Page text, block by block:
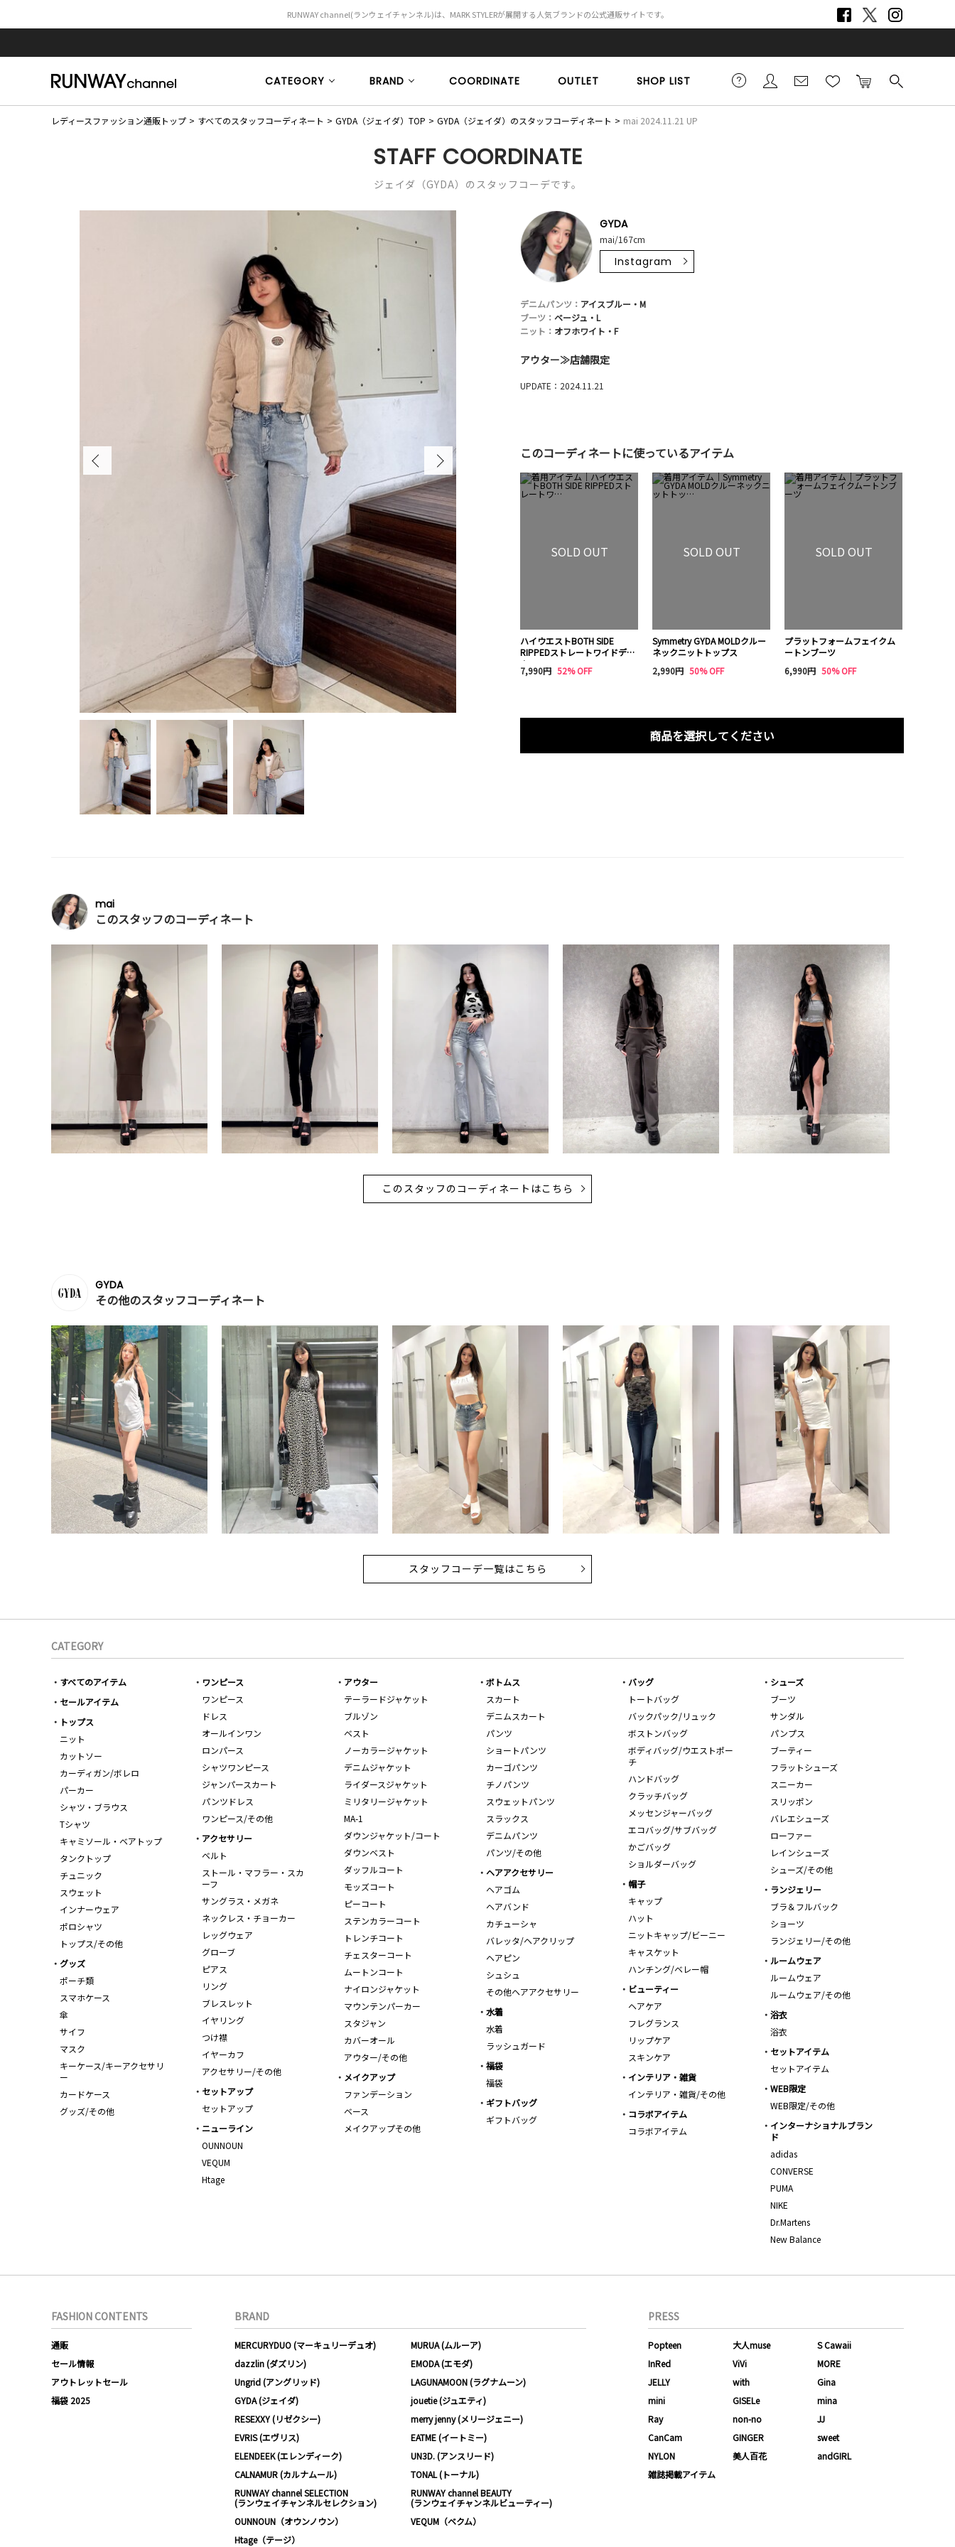
RUNWAY channel(ランウェイチャンネル)は、MARK STYLERが展開する人気ブランドの公式通販サイトです。
CATEGORY BRAND COORDINATE OUTLET SHOP LIST
レディースファッション通販トップ すべてのスタッフコーディネート GYDA（ジェイダ）TOP GYDA（ジェイダ）のスタッフコーディネート mai 2024.11.21 UP
STAFF COORDINATE
ジェイダ（GYDA）のスタッフコーデです。
GYDA
mai/167cm
Instagram
デニムパンツ： アイスブルー・M
ブーツ： ベージュ・L
ニット： オフホワイト・F
アウター≫店舗限定
UPDATE：2024.11.21
このコーディネートに使っているアイテム
SOLD OUT
ハイウエストBOTH SIDE
RIPPEDストレートワイドデニ
ム
7,990円 52% OFF
SOLD OUT
Symmetry GYDA MOLDクルー
ネックニットトップス
2,990円 50% OFF
SOLD OUT
プラットフォームフェイクム
ートンブーツ
6,990円 50% OFF
商品を選択してください
mai
このスタッフのコーディネート
このスタッフのコーディネートはこちら
GYDA
その他のスタッフコーディネート
スタッフコーデ一覧はこちら
CATEGORY
すべてのアイテム
セールアイテム
トップス
ニット
カットソー
カーディガン/ボレロ
パーカー
シャツ・ブラウス
Tシャツ
キャミソール・ベアトップ
タンクトップ
チュニック
スウェット
インナーウェア
ポロシャツ
トップス/その他
ワンピース
ワンピース
ドレス
オールインワン
ロンパース
シャツワンピース
ジャンパースカート
パンツドレス
ワンピース/その他
アウター
テーラードジャケット
ブルゾン
ベスト
ノーカラージャケット
デニムジャケット
ライダースジャケット
ミリタリージャケット
MA-1
ダウンジャケット/コート
ダウンベスト
ダッフルコート
モッズコート
ピーコート
ステンカラーコート
トレンチコート
チェスターコート
ムートンコート
ナイロンジャケット
マウンテンパーカー
スタジャン
カバーオール
アウター/その他
ボトムス
スカート
デニムスカート
パンツ
ショートパンツ
カーゴパンツ
チノパンツ
スウェットパンツ
スラックス
デニムパンツ
パンツ/その他
バッグ
トートバッグ
バックパック/リュック
ボストンバッグ
ボディバッグ/ウエストポー
チ
ハンドバッグ
クラッチバッグ
メッセンジャーバッグ
エコバッグ/サブバッグ
かごバッグ
ショルダーバッグ
シューズ
ブーツ
サンダル
パンプス
ブーティー
フラットシューズ
スニーカー
スリッポン
バレエシューズ
ローファー
レインシューズ
シューズ/その他
アクセサリー
ベルト
ストール・マフラー・スカ
ーフ
サングラス・メガネ
ネックレス・チョーカー
レッグウェア
グローブ
ピアス
リング
ブレスレット
イヤリング
つけ襟
イヤーカフ
アクセサリー/その他
ヘアアクセサリー
ヘアゴム
ヘアバンド
カチューシャ
バレッタ/ヘアクリップ
ヘアピン
シュシュ
その他ヘアアクセサリー
帽子
キャップ
ハット
ニットキャップ/ビーニー
キャスケット
ハンチング/ベレー帽
ランジェリー
ブラ＆フルバック
ショーツ
ランジェリー/その他
ルームウェア
ルームウェア
ルームウェア/その他
グッズ
ポーチ類
スマホケース
傘
サイフ
マスク
キーケース/キーアクセサリ
ー
カードケース
グッズ/その他
ビューティー
ヘアケア
フレグランス
リップケア
スキンケア
水着
水着
ラッシュガード
浴衣
浴衣
セットアイテム
セットアイテム
福袋
福袋
メイクアップ
ファンデーション
ベース
メイクアップその他
インテリア・雑貨
インテリア・雑貨/その他
WEB限定
WEB限定/その他
セットアップ
セットアップ
ギフトバッグ
ギフトバッグ
コラボアイテム
コラボアイテム
インターナショナルブラン
ド
adidas
CONVERSE
PUMA
NIKE
Dr.Martens
New Balance
ニューライン
OUNNOUN
VEQUM
Htage
FASHION CONTENTS
通販
セール情報
アウトレットセール
福袋 2025
BRAND
MERCURYDUO (マーキュリーデュオ)
MURUA (ムルーア)
dazzlin (ダズリン)
EMODA (エモダ)
Ungrid (アングリッド)
LAGUNAMOON (ラグナムーン)
GYDA (ジェイダ)
jouetie (ジュエティ)
RESEXXY (リゼクシー)
merry jenny (メリージェニー)
EVRIS (エヴリス)
EATME (イートミー)
ELENDEEK (エレンディーク)
UN3D. (アンスリード)
CALNAMUR (カルナムール)
TONAL (トーナル)
RUNWAY channel SELECTION
(ランウェイチャンネルセレクション)
RUNWAY channel BEAUTY
(ランウェイチャンネルビューティー)
OUNNOUN（オウンノウン）
VEQUM（ベクム）
Htage（テージ）
PRESS
Popteen 大人muse
S Cawaii
InRed
ViVi
MORE
JELLY
with
Gina
mini
GISELe
mina
Ray
non-no
JJ
CanCam
GINGER
sweet
NYLON
美人百花
andGIRL
雑誌掲載アイテム